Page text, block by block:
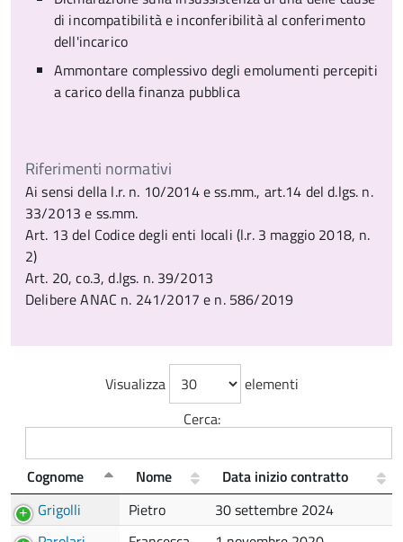
di incompatibilità e inconferibilità al conferimento
dell'incarico
Ammontare complessivo degli emolumenti percepiti
a carico della finanza pubblica
Riferimenti normativi
Ai sensi della l.r. n. 10/2014 e ss.mm., art.14 del d.lgs. n.
33/2013 e ss.mm.
Art. 13 del Codice degli enti locali (l.r. 3 maggio 2018, n.
2)
Art. 20, co.3, d.lgs. n. 39/2013
Delibere ANAC n. 241/2017 e n. 586/2019
Visualizza
elementi
Cerca:
Cognome Nome
Data inizio contratto
Grigolli
Pietro
30 settembre 2024